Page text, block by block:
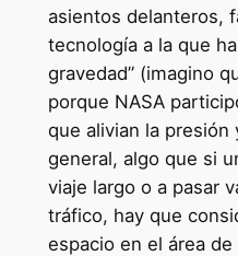
asientos delanteros,
tecnología a la que
gravedad” (imagino
porque NASA
que alivian la presión
general, algo que si
viaje largo o a pasar
tráfico, hay que
espacio en el área